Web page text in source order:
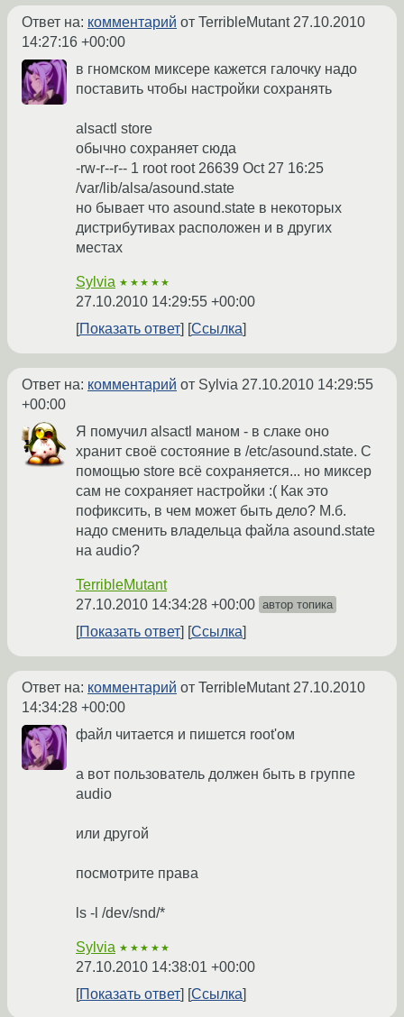
Ответ на: комментарий от TerribleMutant27.10.2010
14:27:16 +00:00
в гномском миксере кажется галочку надо
поставить чтобы настройки сохранять
alsactl store
обычно сохраняет сюда
-rw-r--r-- 1 root root 26639 Oct 27 16:25
/var/lib/alsa/asound.state
но бывает что asound.state в некоторых
дистрибутивах расположен и в других
местах
Sylvia ★★★★★
27.10.2010 14:29:55 +00:00
Показать ответ
Ссылка
Ответ на: комментарий от Sylvia 27.10.2010 14:29:55
+00:00
Я помучил alsactl маном - в слаке оно
хранит своё состояние в /etc/asound.state. С
помощью store всё сохраняется... но миксер
сам не сохраняет настройки :( Как это
пофиксить, в чем может быть дело? М.б.
надо сменить владельца файла asound.state
на audio?
TerribleMutant
27.10.2010 14:34:28 +00:00 автор топика
Показать ответ Ссылка
Ответ на: комментарий от TerribleMutant27.10.2010
14:34:28 +00:00
файл читается и пишется root'ом
а вот пользователь должен быть в группе
audio
или другой
посмотрите права
ls -l /dev/snd/*
Sylvia ★★★★★
27.10.2010 14:38:01 +00:00
Показать ответ
Ссылка